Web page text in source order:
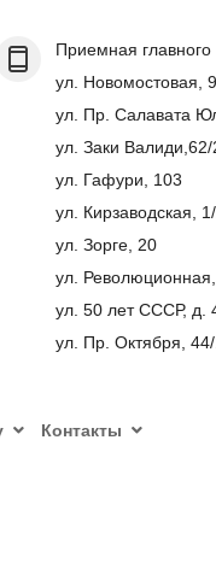
Приемная главного
ул. Новомостовая, 9
ул. Пр. Салавата
ул. Заки Валиди,62/
ул. Гафури, 103
ул. Кирзаводская,
ул. Зорге, 20
ул.
ул. 50 лет СССР, д.
ул. Пр. Октября, 44/
Контакты